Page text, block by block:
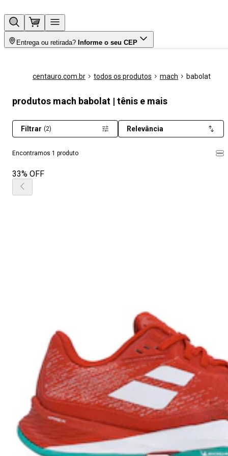
Entrega ou retirada? Informe o seu CEP
centauro.com.br todos os produtos mach babolat
produtos mach babolat | tênis e mais
Encontramos 1 produto
Filtrar (2) Relevância
33% OFF